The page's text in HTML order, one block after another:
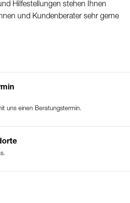
Hilfestellungen stehen Ihnen
und Kundenberater sehr gerne
uns einen Beratungstermin.